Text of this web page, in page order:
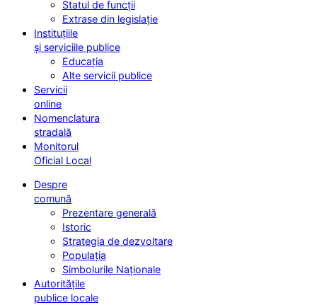
Statul de funcții
Extrase din legislație
Instituțiile
și serviciile publice
Educația
Alte servicii publice
Servicii
online
Nomenclatura
stradală
Monitorul
Oficial Local
Despre
comună
Prezentare generală
Istoric
Strategia de dezvoltare
Populația
Simbolurile Naționale
Autoritățile
publice locale